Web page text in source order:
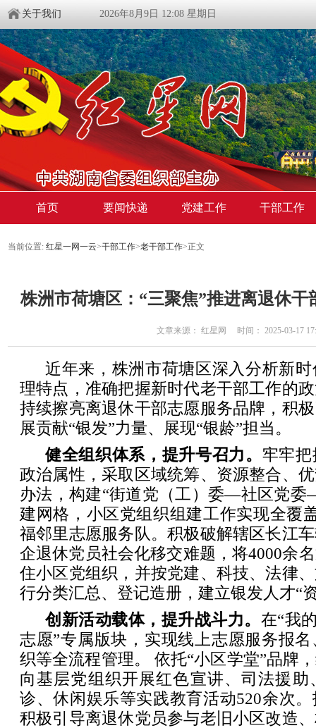
关于我们 2026年8月9日 12:08 星期日
首页 要闻快递 党建工作 干部工作
当前位置: 红星一网一云>干部工作>老干部工作>正文
株洲市荷塘区：“三聚焦”推进离退休干
文章来源： 红星网 时间： 2025-03-17
近年来，株洲市荷塘区深入分析新
理特点，准确把握新时代老干部工作的
持续擦亮离退休干部志愿服务品牌，积
展贡献“银发”力量、展现“银龄”担当。
健全组织体系，提升号召力。 牢牢
政治属性，采取区域统筹、资源整合、
办法，构建“街道党（工）委—社区党委
建网格，小区党组织组建工作实现全覆
福邻里志愿服务队。积极破解辖区长江
企退休党员社会化移交难题，将4000余
住小区党组织，并按党建、科技、法律
行分类汇总、登记造册，建立银发人才“
创新活动载体，提升战斗力。 在“我
志愿”专属版块，实现线上志愿服务报
织等全流程管理。 依托“小区学堂”品牌
向基层党组织开展红色宣讲、司法援助
诊、休闲娱乐等实践教育活动520余次
积极引导离退休党员参与老旧小区改造